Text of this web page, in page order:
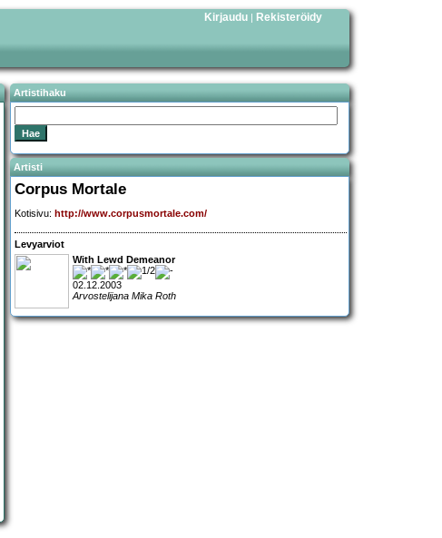
Kirjaudu | Rekisteröidy
Artistihaku
Artisti
Corpus Mortale
Kotisivu: http://www.corpusmortale.com/
Levyarviot
With Lewd Demeanor
02.12.2003
Arvostelijana Mika Roth